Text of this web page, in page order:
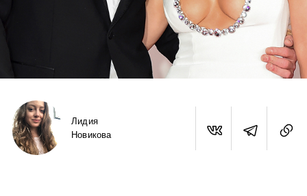
Лидия
Новикова